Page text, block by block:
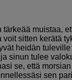
muistaa,
sitten kerätä
heidän
sinun tulee
se, että
sen